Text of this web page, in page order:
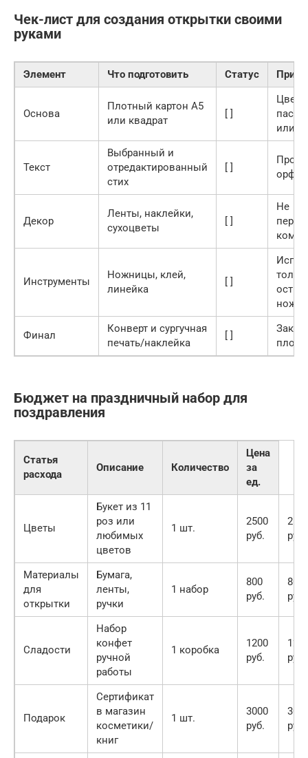
Чек-лист для создания открытки своими
руками
Элемент Что подготовить Статус
Основа
Плотный картон A5
или квадрат
Цвет:
или
Текст
Выбранный и
отредактированный
стих
Декор
Ленты, наклейки,
сухоцветы
Не
Инструменты
Ножницы, клей,
линейка
Финал
Конверт и сургучная
печать/наклейка
Бюджет на праздничный набор для
поздравления
Статья
расхода
Описание Количество
Цена
за
ед.
Цветы
Букет из 11
роз или
любимых
цветов
1 шт.
2500
руб.
руб.
Материалы
для
открытки
Бумага,
ленты,
ручки
1 набор
800
руб.
800
руб.
Сладости
Набор
конфет
ручной
работы
1 коробка
1200
руб.
руб.
Подарок
Сертификат
в магазин
косметики/
книг
1 шт.
3000
руб.
руб.